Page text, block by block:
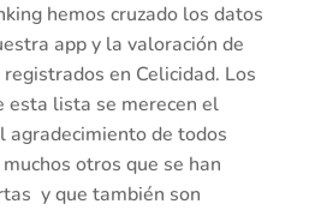
hemos cruzado los datos
app y la valoración de
en Celicidad. Los
esta lista se merecen el
agradecimiento de todos
otros que se han
y que también son